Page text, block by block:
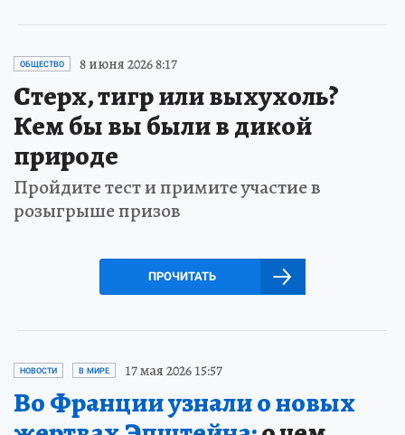
ОБЩЕСТВО 8 июня 2026 8:17
Стерх, тигр или выхухоль?
Кем бы вы были в дикой
природе
Пройдите тест и примите участие в
розыгрыше призов
ПРОЧИТАТЬ
НОВОСТИ В МИРЕ 17 мая 2026 15:57
Во Франции узнали о новых